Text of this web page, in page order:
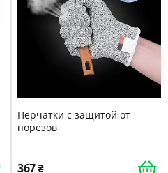
Перчатки с защитой от
порезов
367